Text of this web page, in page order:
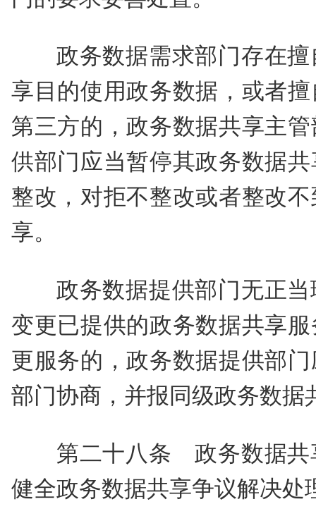
政务数据需求部门存在
享目的使用政务数据，或者
第三方的，政务数据共享主
供部门应当暂停其政务数据
整改，对拒不整改或者整改
享。
政务数据提供部门无正
变更已提供的政务数据共享
更服务的，政务数据提供部
部门协商，并报同级政务数据
第二十八条 政务数据共
健全政务数据共享争议解决处